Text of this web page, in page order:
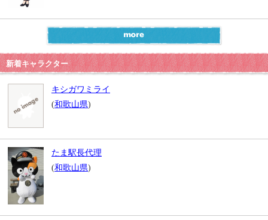
新着キャラクター
キシガワミライ
(和歌山県)
たま駅長代理
(和歌山県)